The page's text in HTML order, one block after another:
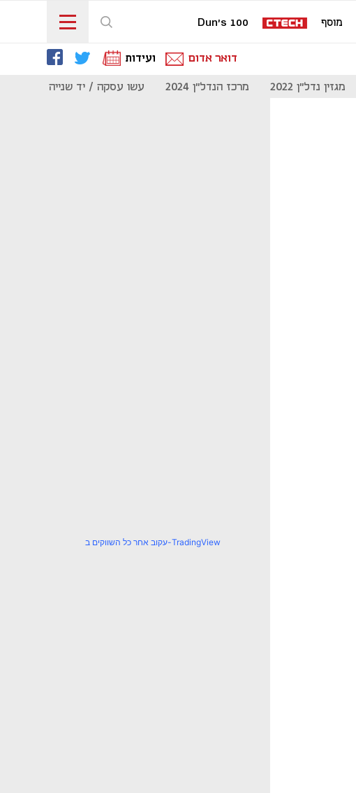
מוסף Dun's 100
דואר אדום ועידות
מגזין נדל"ן 2022 מרכז הנדל"ן 2024 עשו עסקה / יד שנייה
עקוב אחר כל השווקים ב-TradingView